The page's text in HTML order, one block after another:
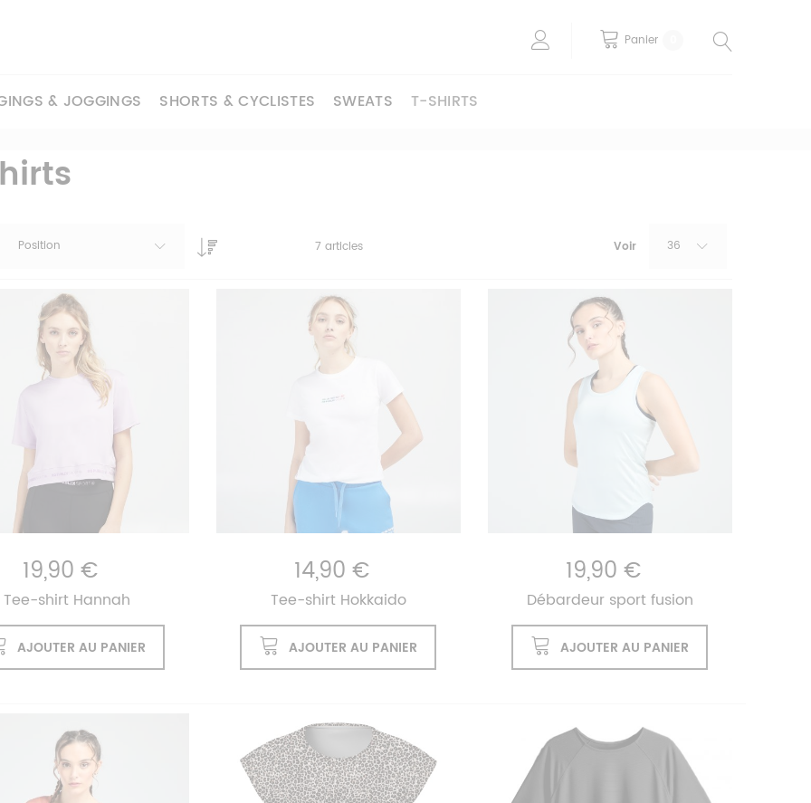
Panier
& JOGGINGS SHORTS & CYCLISTES SWEATS T-SHIRTS
Position 7 articles Voir 36
19,90 €
Tee-shirt Hannah
AJOUTER AU PANIER
14,90 €
Tee-shirt Hokkaido
AJOUTER AU PANIER
19,90 €
Débardeur sport fusion
AJOUTER AU PANIER